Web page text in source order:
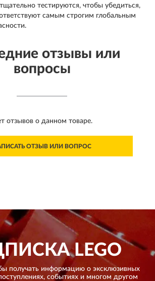
тщательно тестируются, чтобы убедиться,
самым строгим глобальным
отзывы или
вопросы
отзывов о данном товаре.
ОТЗЫВ ИЛИ ВОПРОС
LEGO
получать информацию о эксклюзивных
событиях и многом другом